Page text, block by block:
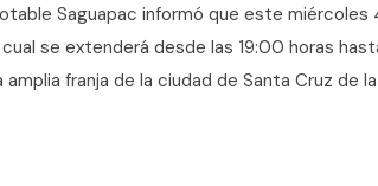
Saguapac informó que este miércoles
se extenderá desde las 19:00 horas
franja de la ciudad de Santa Cruz de